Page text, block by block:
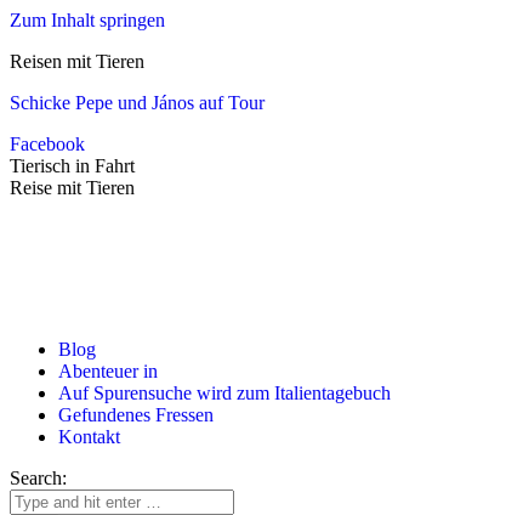
Zum Inhalt springen
Reisen mit Tieren
Schicke Pepe und János auf Tour
Facebook
Tierisch in Fahrt
Reise mit Tieren
Blog
Abenteuer in
Auf Spurensuche wird zum Italientagebuch
Gefundenes Fressen
Kontakt
Search: